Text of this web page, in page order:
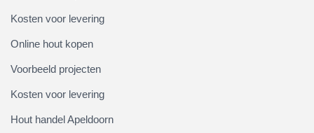
Kosten voor levering
Online hout kopen
Voorbeeld projecten
Kosten voor levering
Hout handel Apeldoorn